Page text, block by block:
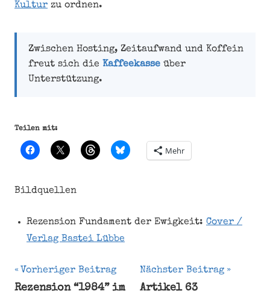
Kultur zu ordnen.
Zwischen Hosting, Zeitaufwand und Koffein
freut sich die Kaffeekasseüber
Unterstützung.
Teilen mit:
Mehr
Bildquellen
Rezension Fundament der Ewigkeit: Cover /
Verlag Bastei Lübbe
Bestseller
Beitragsnavigation
Vorheriger Beitrag
Rezension “1984” im
Nächster Beitrag
Artikel 63